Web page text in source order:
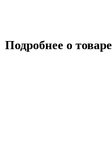
Подробнее о товаре